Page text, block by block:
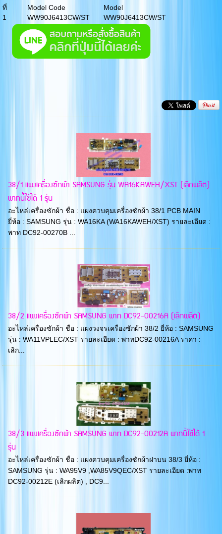
ที่ Model Code
Model
1
WW90J6413CW/ST WW90J6413CW/ST
38/1 แผงเครื่องซักผ้า SAMSUNG รุ่น WA16KAWEH/XST (เลิกผลิต)
พาทนี้ใช้ได้ 1 รุ่น
อะไหล่เครื่องซักผ้า ชื่อ : แผงควบคุมเครื่องซักผ้า 38/1 PCB MAIN
ยี่ห้อ : SAMSUNG รุ่น : WA16KA (WA16KAWEH/XST) รายละเอียด :
พาท DC92-00270B ...
38/2 แผงเครื่องซักผ้า SAMSUNG พาท DC92-00216A (เลิกผลิต)
อะไหล่เครื่องซักผ้า ชื่อ : แผงวงจรเครื่องซักผ้า 38/2 ยี่ห้อ : SAMSUNG
รุ่น : WA11VPLEC/XST รายละเอียด : พาทDC92-00216A ราคา :
เลิก...
38/3 แผงเครื่องซักผ้า SAMSUNG พาท DC92-00212A พาทนี้ใช้ได้ 1
รุ่น
อะไหล่เครื่องซักผ้า ชื่อ : แผงควบคุมเครื่องซักผ้าฝาบน 38/3 ยี่ห้อ :
SAMSUNG รุ่น : WA95V9 ,WA85V9QEC/XST รายละเอียด :พาท
DC92-00212E (เลิกผลิต) , DC9...